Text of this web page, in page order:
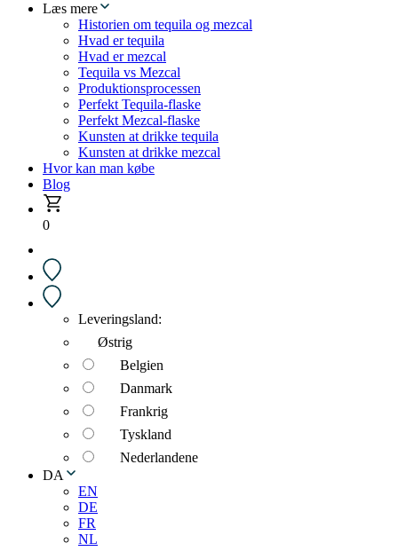
Læs mere
Historien om tequila og mezcal
Hvad er tequila
Hvad er mezcal
Tequila vs Mezcal
Produktionsprocessen
Perfekt Tequila-flaske
Perfekt Mezcal-flaske
Kunsten at drikke tequila
Kunsten at drikke mezcal
Hvor kan man købe
Blog
0
Leveringsland:
Østrig
Belgien
Danmark
Frankrig
Tyskland
Nederlandene
DA
EN
DE
FR
NL